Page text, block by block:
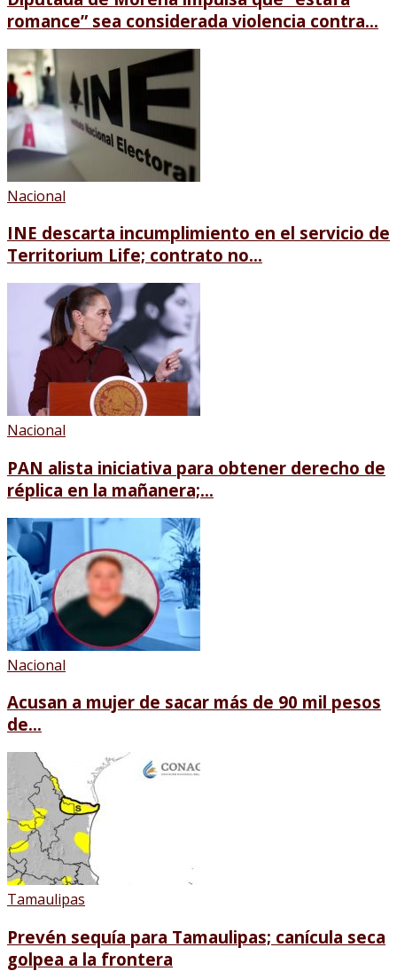
romance” sea considerada violencia contra...
Nacional
INE descarta incumplimiento en el servicio de
Territorium Life; contrato no...
Nacional
PAN alista iniciativa para obtener derecho de
réplica en la mañanera;...
Nacional
Acusan a mujer de sacar más de 90 mil pesos
de...
Tamaulipas
Prevén sequía para Tamaulipas; canícula seca
golpea a la frontera